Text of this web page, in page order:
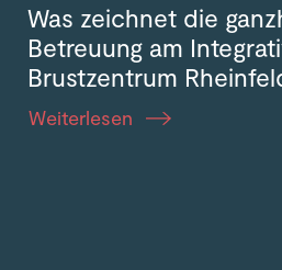
Was zeichnet die
Betreuung am
Brustzentrum
Weiterlesen